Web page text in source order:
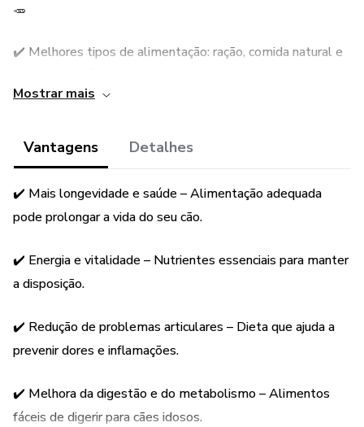
🥕
✔️ Melhores tipos de alimentação: ração, comida natural e
✔️ Receitas caseiras balanceadas para complementar a
📥 Compre agora e aprenda a alimentar seu cachorro idoso
Mostrar mais
Vantagens Detalhes
✔️ Mais longevidade e saúde – Alimentação adequada
pode prolongar a vida do seu cão.
✔️ Energia e vitalidade – Nutrientes essenciais para manter
a disposição.
✔️ Redução de problemas articulares – Dieta que ajuda a
prevenir dores e inflamações.
✔️ Melhora da digestão e do metabolismo – Alimentos
fáceis de digerir para cães idosos.